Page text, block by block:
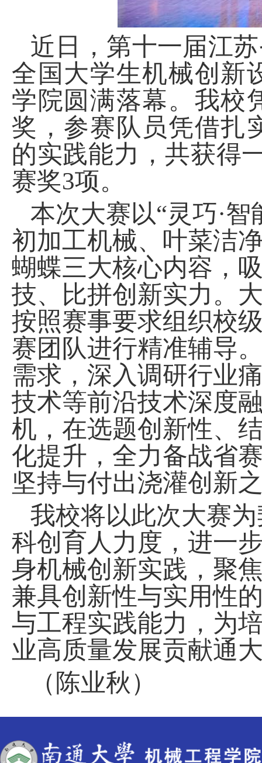
近日，第十一届江
全国大学生机械创新
学院圆满落幕。我校
奖，参赛队员凭借扎
的实践能力，共获得
赛奖3项。
本次大赛以“灵巧·
初加工机械、叶菜洁
蝴蝶三大核心内容，
技、比拼创新实力。
按照赛事要求组织校
赛团队进行精准辅导
需求，深入调研行业
技术等前沿技术深度
机，在选题创新性、
化提升，全力备战省
坚持与付出浇灌创新
我校将以此次大赛
科创育人力度，进一
身机械创新实践，聚
兼具创新性与实用性
与工程实践能力，为
业高质量发展贡献通
（陈业秋）